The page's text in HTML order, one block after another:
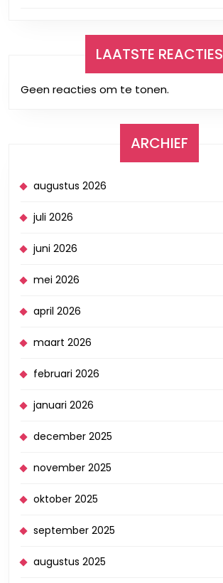
LAATSTE REACTIES
Geen reacties om te tonen.
ARCHIEF
augustus 2026
juli 2026
juni 2026
mei 2026
april 2026
maart 2026
februari 2026
januari 2026
december 2025
november 2025
oktober 2025
september 2025
augustus 2025